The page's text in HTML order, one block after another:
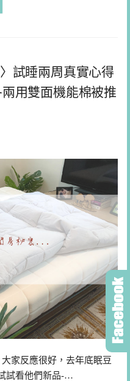
試睡兩周真實心得
用雙面機能棉被推
家反應很好，去年底眠豆
試看他們新品-…